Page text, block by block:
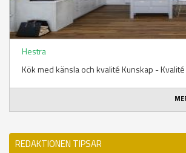
Hestra
Kök med känsla och kvalité Kunskap -
REDAKTIONEN TIPSAR